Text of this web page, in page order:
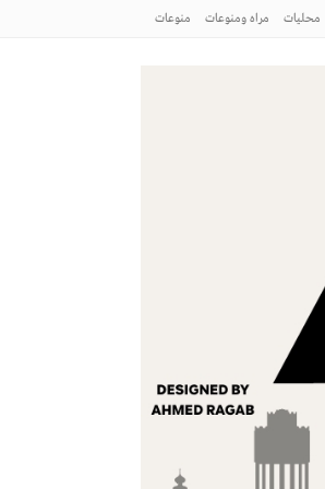
محليات مراه ومنوعات منوعات